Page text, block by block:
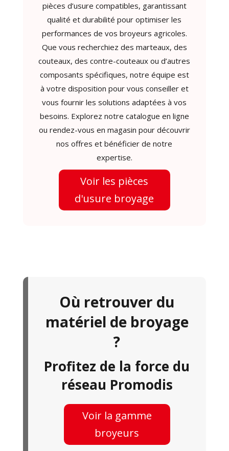
pièces d’usure compatibles, garantissant
qualité et durabilité pour optimiser les
performances de vos broyeurs agricoles.
Que vous recherchiez des marteaux, des
couteaux, des contre-couteaux ou d’autres
composants spécifiques, notre équipe est
à votre disposition pour vous conseiller et
vous fournir les solutions adaptées à vos
besoins. Explorez notre catalogue en ligne
ou rendez-vous en magasin pour découvrir
nos offres et bénéficier de notre
expertise.
Voir les pièces
d'usure broyage
Où retrouver du
matériel de broyage
?
Profitez de la force du
réseau Promodis
Voir la gamme
broyeurs